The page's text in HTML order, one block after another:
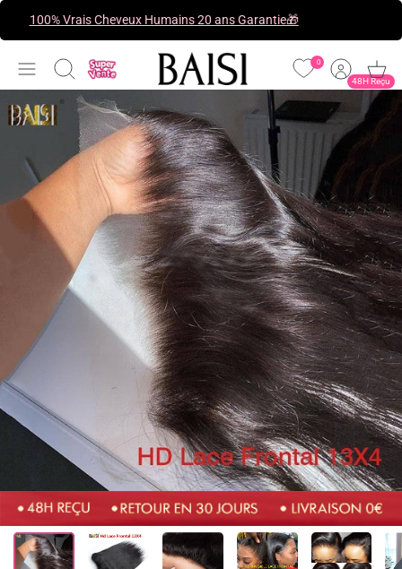
100% Vrais Cheveux Humains 20 ans Garantie🎁
Recherche 48H Reçu
0